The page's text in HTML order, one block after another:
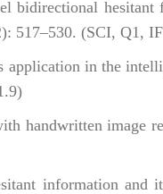
hesitant
517–530. (SCI, Q1,
in the
handwritten image
information and